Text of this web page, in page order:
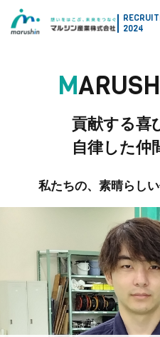
2024
M
貢献する喜
自律した仲
私たちの、素晴らし